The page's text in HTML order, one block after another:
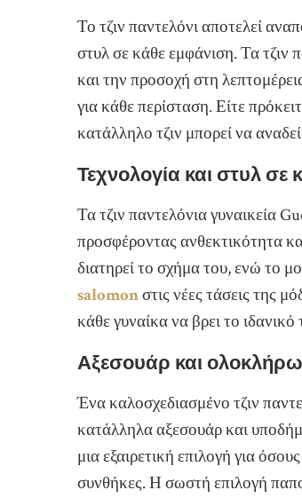
Το τζιν παντελόνι αποτελεί
στυλ σε κάθε εμφάνιση. Τα τζιν
και την προσοχή στη
για κάθε περίσταση. Είτε
κατάλληλο τζιν μπορεί να
Τεχνολογία και στυλ σε
Τα τζιν παντελόνια γυναικεία
προσφέροντας ανθεκτικότητα
διατηρεί το σχήμα του, ενώ το
salomonστις νέες τάσεις της
κάθε γυναίκα να βρει το
Αξεσουάρ και
Ένα καλοσχεδιασμένο τζιν
κατάλληλα αξεσουάρ και
μια εξαιρετική επιλογή για
συνθήκες. Η σωστή επιλογή